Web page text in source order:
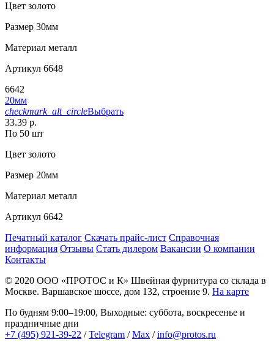
Цвет золото
Размер 30мм
Материал металл
Артикул 6648
6642
20мм
checkmark_alt_circleВыбрать
33.39 р.
По 50 шт
Цвет золото
Размер 20мм
Материал металл
Артикул 6642
Печатный каталог Скачать прайс-лист Справочная
информация Отзывы Стать дилером Вакансии О компании
Контакты
© 2020 ООО «ПРОТОС и К» Швейная фурнитура со склада в
Москве. Варшавское шоссе, дом 132, строение 9. На карте
По будням 9:00–19:00, Выходные: суббота, воскресенье и
праздничные дни
+7 (495) 921-39-22 /Telegram /Max /info@protos.ru